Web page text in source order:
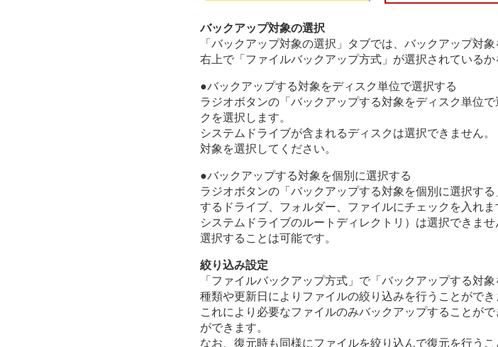
バックアップ対象の選択
「バックアップ対象の選択」タブでは、バックアップ対
右上で「ファイルバックアップ方式」が選択されているか
●バックアップする対象をディスク単位で選択する
ラジオボタンの「バックアップする対象をディスク単位
クを選択します。
システムドライブが含まれるディスクは選択できません
対象を選択してください。
●バックアップする対象を個別に選択する
ラジオボタンの「バックアップする対象を個別に選択す
するドライブ、フォルダー、ファイルにチェックを入れま
システムドライブのルートディレクトリ）は選択できま
選択することは可能です。
絞り込み設定
「ファイルバックアップ方式」で「バックアップする対
種類や更新日によりファイルの絞り込みを行うことができ
これにより必要なファイルのみバックアップすることが
ができます。
なお、復元時も同様にファイルを絞り込んで復元を行うこ